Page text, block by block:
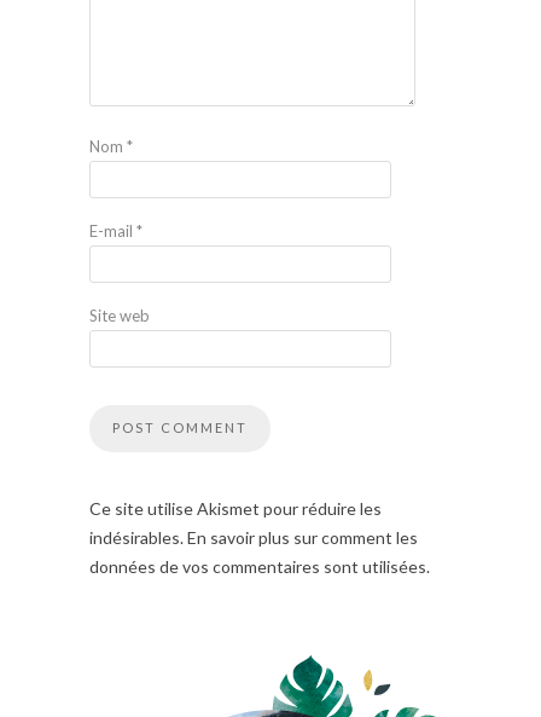
Nom *
E-mail *
Site web
Ce site utilise Akismet pour réduire les
indésirables. En savoir plus sur comment les
données de vos commentaires sont utilisées.